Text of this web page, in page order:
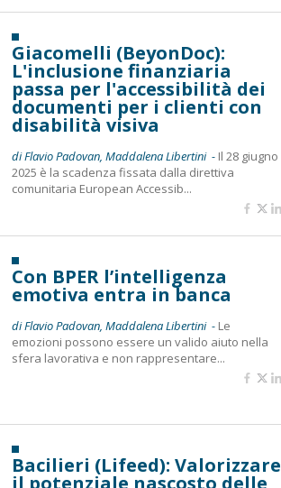
Giacomelli (BeyonDoc):
L'inclusione finanziaria
passa per l'accessibilità dei
documenti per i clienti con
disabilità visiva
di Flavio Padovan, Maddalena Libertini - Il 28 giugno
2025 è la scadenza fissata dalla direttiva
comunitaria European Accessib...
Con BPER l’intelligenza
emotiva entra in banca
di Flavio Padovan, Maddalena Libertini - Le
emozioni possono essere un valido aiuto nella
sfera lavorativa e non rappresentare...
Bacilieri (Lifeed): Valorizzare
il potenziale nascosto delle